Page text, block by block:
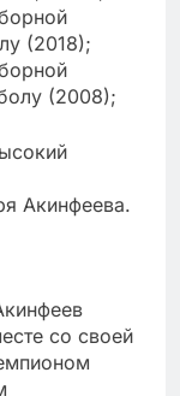
(2018);
(2008);
Акинфеева.
со своей